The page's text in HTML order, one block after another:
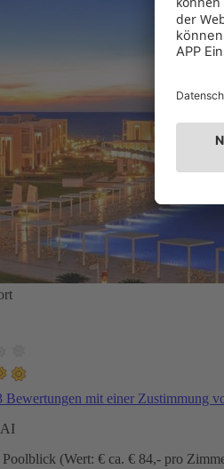
Bewertungen mit einer Zustimmung
AI
(Wert: € ca. € 84,- pro